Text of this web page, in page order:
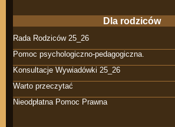
Dla rodziców
Rada Rodziców 25_26
Pomoc psychologiczno-pedagogiczna.
Konsultacje Wywiadówki 25_26
Warto przeczytać
Nieodpłatna Pomoc Prawna